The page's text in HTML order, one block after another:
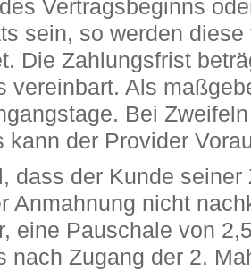
Vertragsbeginns
sein, so werden
Die Zahlungsfrist
vereinbart. Als
Bei
kann der Provider
dass der Kunde
Anmahnung nicht
eine Pauschale von
nach Zugang der 2.